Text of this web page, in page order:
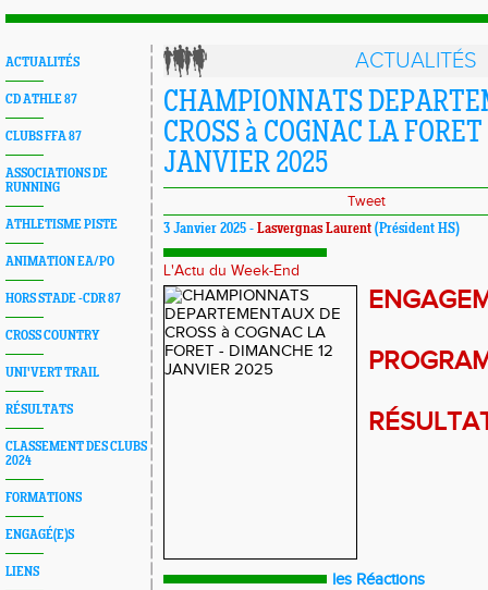
ACTUALITÉS
CD ATHLE 87
CLUBS FFA 87
ASSOCIATIONS DE
RUNNING
ATHLETISME PISTE
ANIMATION EA/PO
HORS STADE -CDR 87
CROSS COUNTRY
UNI'VERT TRAIL
RÉSULTATS
CLASSEMENT DES CLUBS
2024
FORMATIONS
ENGAGÉ(E)S
LIENS
ACTUALITÉS
CHAMPIONNATS
CROSS à COGNAC LA
JANVIER 2025
Tweet
3 Janvier 2025 - Lasvergnas Laurent (Président HS)
L'Actu du Week-End
les Réactions